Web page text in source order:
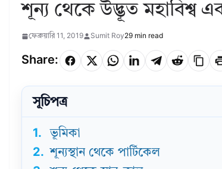
শূন্য থেকে উদ্ভূত মহাবিশ্ব
ফেব্রুয়ারি 11, 2019 Sumit Roy29 min read
Share:
সূচিপত্র
1.
ভূমিকা
2. শূন্যস্থান থেকে পার্টিকেল